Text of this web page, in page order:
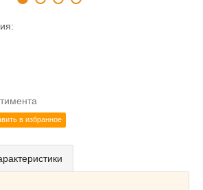
в избранное